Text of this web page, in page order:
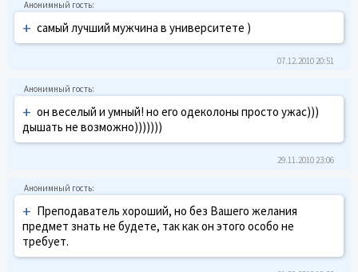
+ самый лучший мужчина в университете )
07.12.2010 20:51
+ он веселый и умный! но его одеколоны просто ужас)))
дышать не возможно)))))))
29.11.2010 23:06
+ Преподаватель хороший, но без Вашего желания
предмет знать не будете, так как он этого особо не
требует.